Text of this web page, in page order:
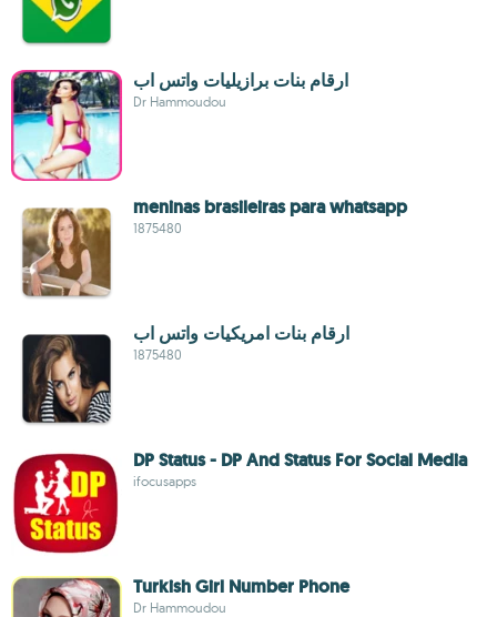
ارقام بنات برازيليات واتس اب
Dr Hammoudou
meninas brasileiras para whatsapp
1875480
ارقام بنات امريكيات واتس اب
1875480
DP Status - DP And Status For Social Media
ifocusapps
Turkish Girl Number Phone
Dr Hammoudou